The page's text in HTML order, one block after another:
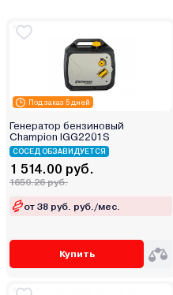
Под заказ 5 дней
Генератор бензиновый
Champion IGG2201S
СОСЕД ОБЗАВИДУЕТСЯ
1 514.00 руб.
1650.26 руб.
от 38 руб. руб./мес.
Купить